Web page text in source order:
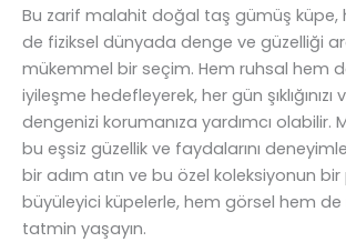
Bu zarif malahit doğal taş gümüş küpe,
de fiziksel dünyada denge ve güzelliği
mükemmel bir seçim. Hem ruhsal hem
iyileşme hedefleyerek, her gün şıklığınızı
dengenizi korumanıza yardımcı olabilir.
bu eşsiz güzellik ve faydalarını
bir adım atın ve bu özel koleksiyonun bir
büyüleyici küpelerle, hem görsel hem
tatmin yaşayın.